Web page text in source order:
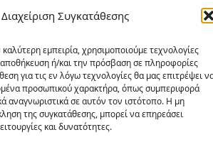
Διαχείριση Συγκατάθεσης
εμπειρία, χρησιμοποιούμε τεχνολογίες
ή/και την πρόσβαση σε πληροφορίες
για τις εν λόγω τεχνολογίες θα μας επιτρέψει
προσωπικού χαρακτήρα, όπως συμπεριφορά
αναγνωριστικά σε αυτόν τον ιστότοπο. Η μη
της συγκατάθεσης, μπορεί να επηρεάσει
και δυνατότητες.
– GDPR